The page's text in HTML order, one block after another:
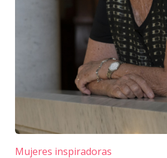
Mujeres inspiradoras